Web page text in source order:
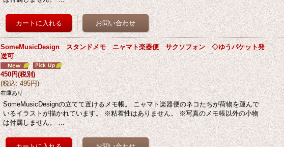
SomeMusicDesign スタンドメモ ニャマト楽器便 サクソフォン ◇ゆうパケット発
送可
450円(税別)
(税込: 495円)
在庫あり
SomeMusicDesignの立てて置けるメモ帳。 ニャマト楽器便のネコたちが荷物を運んで
いるイラストが描かれています。 ※粘着性はありません。 ※写真のメモ帳以外の小物
は付属しません。 …